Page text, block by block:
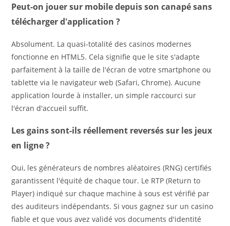
Peut-on jouer sur mobile depuis son canapé sans
télécharger d'application ?
Absolument. La quasi-totalité des casinos modernes
fonctionne en HTML5. Cela signifie que le site s'adapte
parfaitement à la taille de l'écran de votre smartphone ou
tablette via le navigateur web (Safari, Chrome). Aucune
application lourde à installer, un simple raccourci sur
l'écran d'accueil suffit.
Les gains sont-ils réellement reversés sur les jeux
en ligne ?
Oui, les générateurs de nombres aléatoires (RNG) certifiés
garantissent l'équité de chaque tour. Le RTP (Return to
Player) indiqué sur chaque machine à sous est vérifié par
des auditeurs indépendants. Si vous gagnez sur un casino
fiable et que vous avez validé vos documents d'identité